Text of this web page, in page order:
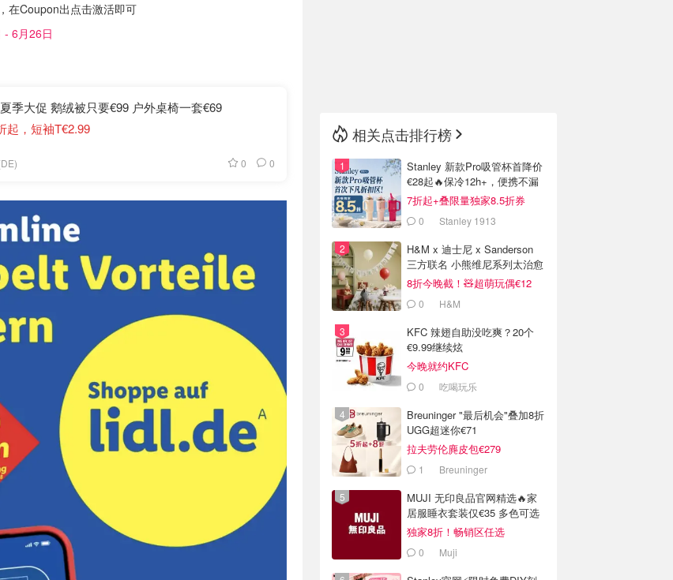
在Coupon出点击激活即可
- 6月26日
季大促 鹅绒被只要€99 户外桌椅一套€69
起，短袖T€2.99
0 0
相关点击排行榜
Stanley 新款Pro吸管杯首降价
€28起🔥保冷12h+，便携不漏
水
7折起+叠限量独家8.5折券
0 Stanley 1913
H&M x 迪士尼 x Sanderson
三方联名 小熊维尼系列太治愈
8折今晚截！🧸超萌玩偶€12
0 H&M
KFC 辣翅自助没吃爽？20个
€9.99继续炫
今晚就约KFC
0 吃喝玩乐
Breuninger "最后机会"叠加8折
UGG超迷你€71
拉夫劳伦麂皮包€279
1 Breuninger
MUJI 无印良品官网精选🔥家
居服睡衣套装仅€35 多色可选
独家8折！畅销区任选
0 Muji